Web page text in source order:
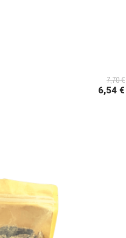
7,70 €
6,54 €